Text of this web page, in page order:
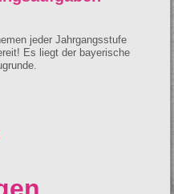
jeder Jahrgangsstufe
Es liegt der bayerische